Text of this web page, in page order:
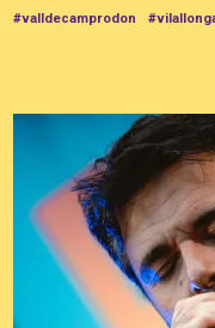
#valldecamprodon